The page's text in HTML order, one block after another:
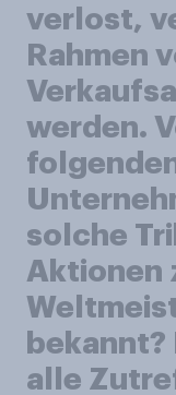
verlost,
Rahmen
werden.
solche
Aktionen
alle